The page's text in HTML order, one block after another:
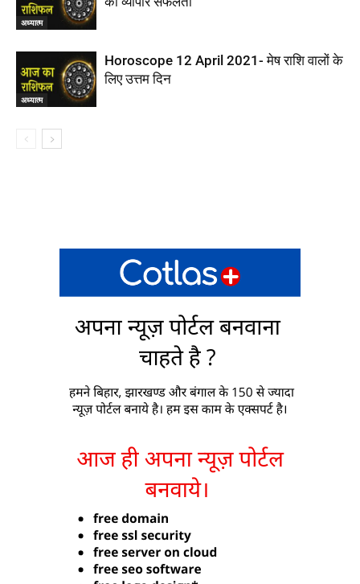
अध्यात्म
अध्यात्म
Horoscope 12 April 2021- मेष राशि वालों के
लिए उत्तम दिन